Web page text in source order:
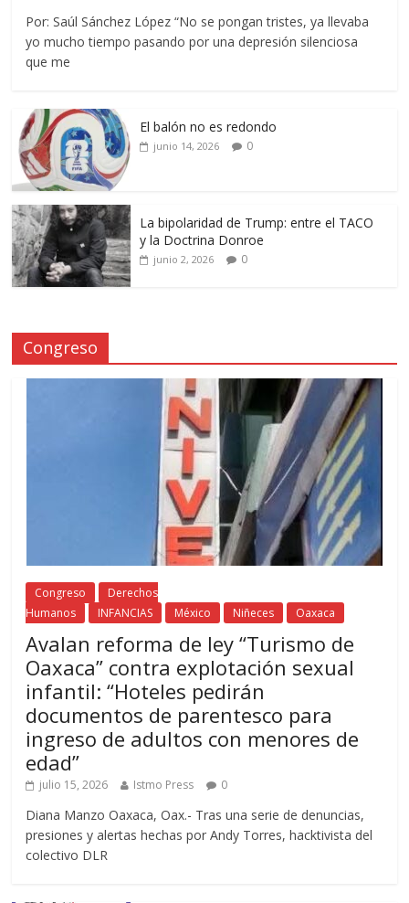
Por: Saúl Sánchez López “No se pongan tristes, ya llevaba
yo mucho tiempo pasando por una depresión silenciosa
que me
El balón no es redondo
junio 14, 2026 0
La bipolaridad de Trump: entre el TACO
y la Doctrina Donroe
junio 2, 2026 0
Congreso
Congreso
Derechos
Humanos
INFANCIAS México Niñeces Oaxaca
Avalan reforma de ley “Turismo de
Oaxaca” contra explotación sexual
infantil: “Hoteles pedirán
documentos de parentesco para
ingreso de adultos con menores de
edad”
julio 15, 2026 Istmo Press 0
Diana Manzo Oaxaca, Oax.- Tras una serie de denuncias,
presiones y alertas hechas por Andy Torres, hacktivista del
colectivo DLR